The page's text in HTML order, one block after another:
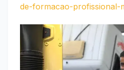
de-formacao-profissional-